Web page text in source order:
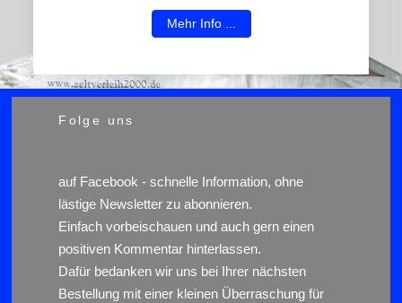
Mehr Info ...
Folge uns
auf Facebook - schnelle Information, ohne
lästige Newsletter zu abonnieren.
Einfach vorbeischauen und auch gern einen
positiven Kommentar hinterlassen.
Dafür bedanken wir uns bei Ihrer nächsten
Bestellung mit einer kleinen Überraschung für